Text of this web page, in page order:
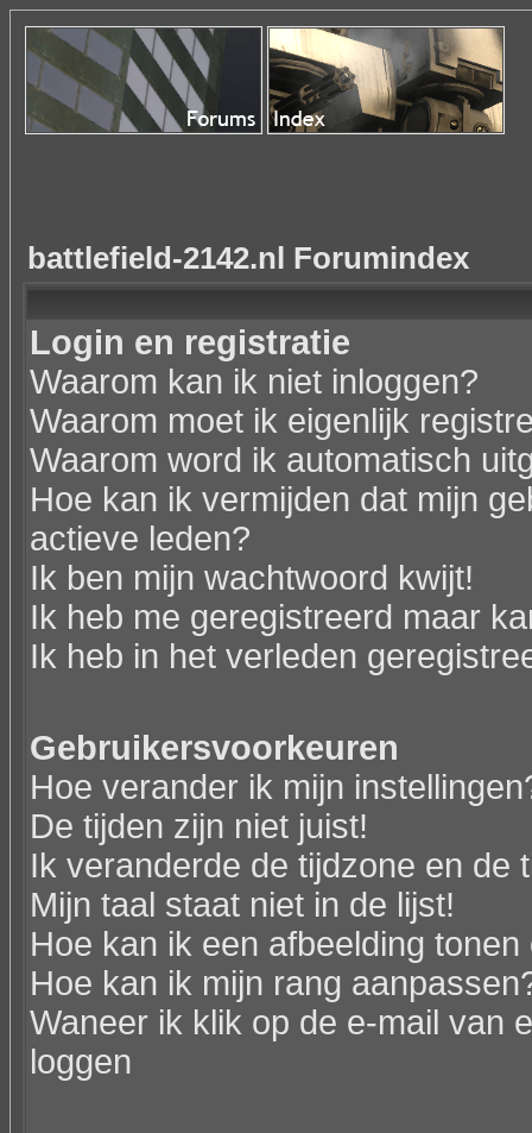
battlefield-2142.nl Forumindex
Login en registratie
Waarom kan ik niet inloggen?
Waarom moet ik eigenlijk
Waarom word ik automatisch
Hoe kan ik vermijden dat mijn
actieve leden?
Ik ben mijn wachtwoord kwijt!
Ik heb me geregistreerd maar
Ik heb in het verleden
Gebruikersvoorkeuren
Hoe verander ik mijn
De tijden zijn niet juist!
Ik veranderde de tijdzone en de
Mijn taal staat niet in de lijst!
Hoe kan ik een afbeelding
Hoe kan ik mijn rang
Waneer ik klik op de e-mail van
loggen